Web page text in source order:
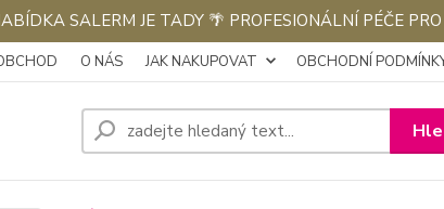
SALERM JE TADY 🌴 PROFESIONÁLNÍ PÉČE
O NÁS JAK NAKUPOVAT OBCHODNÍ